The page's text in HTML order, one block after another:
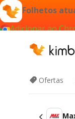
Folhetos
Adicionar ao
Ofertas